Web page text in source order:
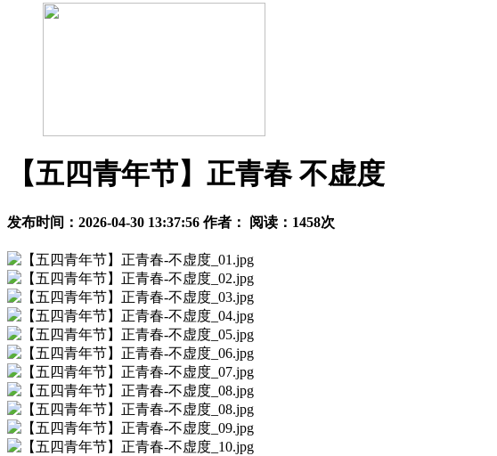
【五四青年节】正青春 不虚度
发布时间：2026-04-30 13:37:56 作者： 阅读： 1458次